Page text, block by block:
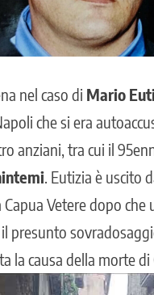
nel caso di Mario
che si era
anziani, tra cui il
. Eutizia è uscito
Vetere dopo che
presunto
la causa della morte